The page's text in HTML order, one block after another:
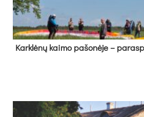
Kark­lė­nų kai­mo pa­šo­nė­je –